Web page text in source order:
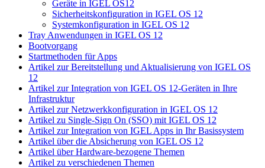
Geräte in IGEL OS12
Sicherheitskonfiguration in IGEL OS 12
Systemkonfiguration in IGEL OS 12
Tray Anwendungen in IGEL OS 12
Bootvorgang
Startmethoden für Apps
Artikel zur Bereitstellung und Aktualisierung von IGEL OS
12
Artikel zur Integration von IGEL OS 12-Geräten in Ihre
Infrastruktur
Artikel zur Netzwerkkonfiguration in IGEL OS 12
Artikel zu Single-Sign On (SSO) mit IGEL OS 12
Artikel zur Integration von IGEL Apps in Ihr Basissystem
Artikel über die Absicherung von IGEL OS 12
Artikel über Hardware-bezogene Themen
Artikel zu verschiedenen Themen